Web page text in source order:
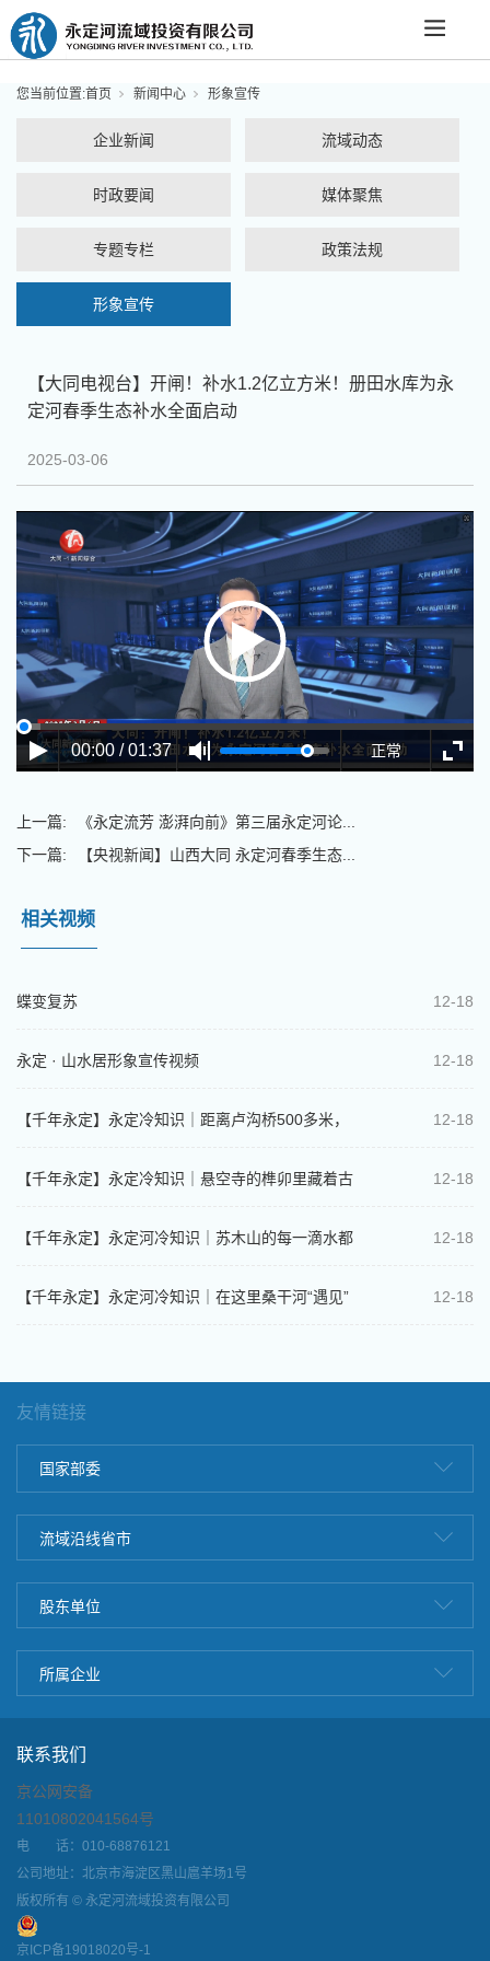
您当前位置:首页 新闻中心 形象宣传
企业新闻 流域动态
时政要闻 媒体聚焦
专题专栏 政策法规
形象宣传
【大同电视台】开闸！补水1.2亿立方米！册田水库为永
定河春季生态补水全面启动
2025-03-06
00:00 / 01:37 正常
上一篇:
《永定流芳 澎湃向前》第三届永定河论...
下一篇:
【央视新闻】山西大同 永定河春季生态...
相关视频
蝶变复苏 12-18
永定 · 山水居形象宣传视频 12-18
【千年永定】永定冷知识｜距离卢沟桥500多米，
12-18
【千年永定】永定冷知识｜悬空寺的榫卯里藏着古
12-18
【千年永定】永定河冷知识｜苏木山的每一滴水都
12-18
【千年永定】永定河冷知识｜在这里桑干河“遇见”
12-18
友情链接
国家部委
流域沿线省市
股东单位
所属企业
联系我们
京公网安备
11010802041564号
电 话：010-68876121
公司地址：北京市海淀区黑山扈羊场1号
版权所有 © 永定河流域投资有限公司
京ICP备19018020号-1